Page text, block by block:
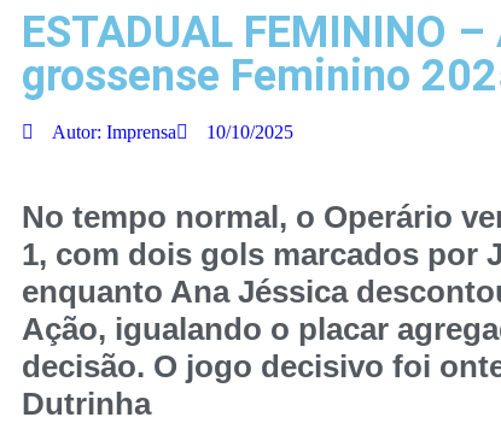
ESTADUAL FEMININO
grossense Feminino
Autor: Imprensa 10/10/2025
No tempo normal, o Operário
1, com dois gols marcados por
enquanto Ana Jéssica
Ação, igualando o placar
decisão. O jogo decisivo foi
Dutrinha